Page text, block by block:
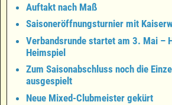
Auftakt nach Maß
Saisoneröffnungsturnier mit
Verbandsrunde startet am 3. Mai –
Heimspiel
Zum Saisonabschluss noch die
ausgespielt
Neue Mixed-Clubmeister gekürt